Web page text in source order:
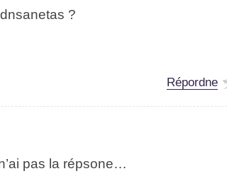
?
Répdnore
pas la répnsoe…